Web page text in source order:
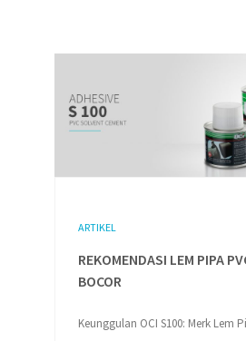
ARTIKEL
REKOMENDASI LEM PIPA
BOCOR
Keunggulan OCI S100: Merk Lem